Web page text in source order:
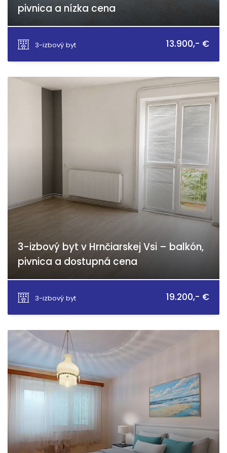
pivnica a nízka cena
3-izbový byt
13.900,- €
3-izbový byt v Hrnčiarskej Vsi – balkón,
pivnica a dostupná cena
3-izbový byt
19.200,- €